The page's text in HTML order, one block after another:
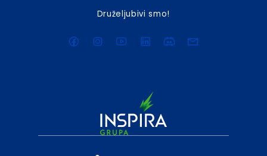
Druželjubivi smo!